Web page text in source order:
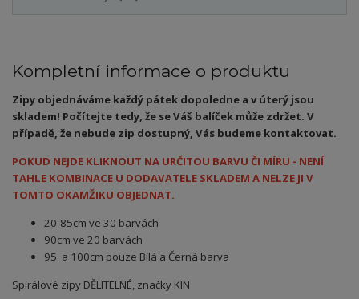
Kompletní informace o produktu
Zipy objednáváme každý pátek dopoledne a v úterý jsou
skladem! Počítejte tedy, že se Váš balíček může zdržet. V
případě, že nebude zip dostupný, Vás budeme kontaktovat.
POKUD NEJDE KLIKNOUT NA URČITOU BARVU ČI MÍRU - NENÍ
TAHLE KOMBINACE U DODAVATELE SKLADEM A NELZE JI V
TOMTO OKAMŽIKU OBJEDNAT.
20-85cm ve 30 barvách
90cm ve 20 barvách
95 a 100cm pouze Bílá a Černá barva
Spirálové zipy DĚLITELNÉ, značky KIN